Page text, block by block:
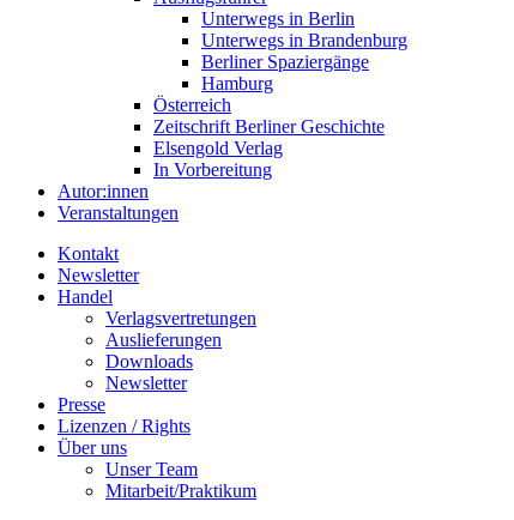
Unterwegs in Berlin
Unterwegs in Brandenburg
Berliner Spaziergänge
Hamburg
Österreich
Zeitschrift Berliner Geschichte
Elsengold Verlag
In Vorbereitung
Autor:innen
Veranstaltungen
Kontakt
Newsletter
Handel
Verlagsvertretungen
Auslieferungen
Downloads
Newsletter
Presse
Lizenzen / Rights
Über uns
Unser Team
Mitarbeit/Praktikum